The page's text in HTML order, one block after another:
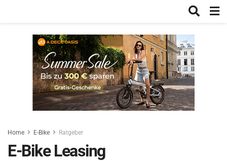
Home E-Bike Ratgeber
E-Bike Leasing